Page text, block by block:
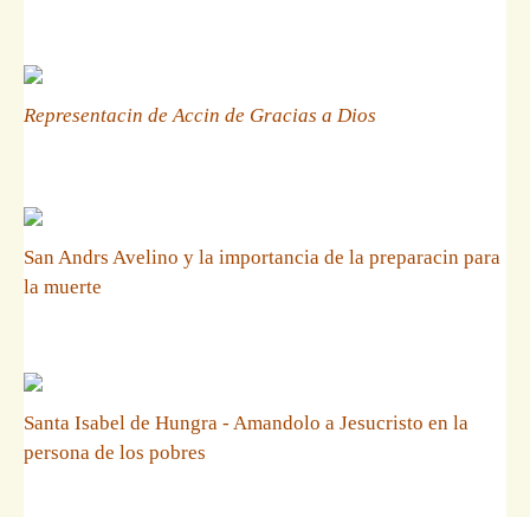
Representacin de Accin de Gracias a Dios
San Andrs Avelino y la importancia de la preparacin para
la muerte
Santa Isabel de Hungra - Amandolo a Jesucristo en la
persona de los pobres